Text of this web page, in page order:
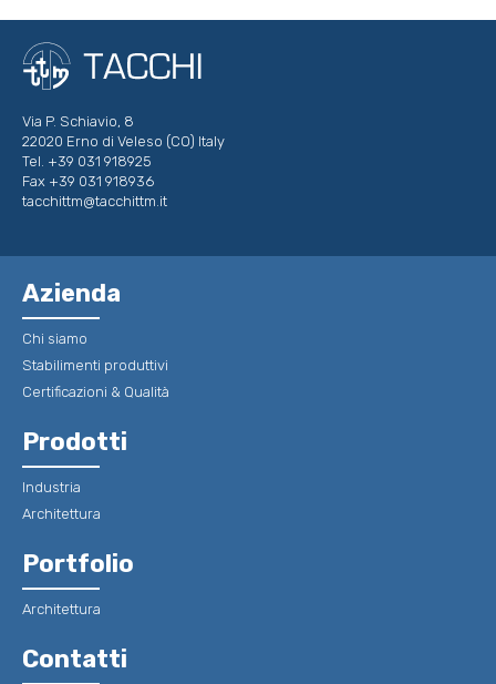
Via P. Schiavio, 8
22020 Erno di Veleso (CO) Italy
Tel. +39 031 918925
Fax +39 031 918936
tacchittm@tacchittm.it
Azienda
Chi siamo
Stabilimenti produttivi
Certificazioni & Qualità
Prodotti
Industria
Architettura
Portfolio
Architettura
Contatti